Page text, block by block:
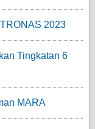
2023
Tingkatan 6
MARA